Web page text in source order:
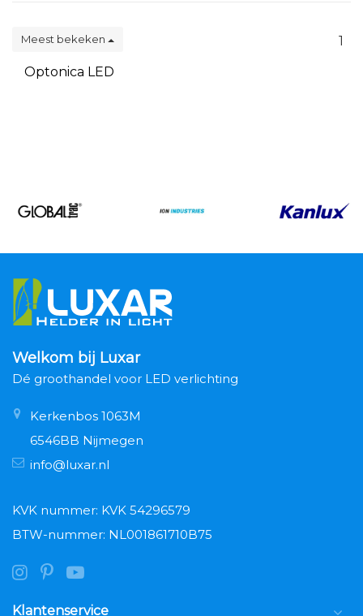
Meest bekeken
1
Optonica LED
Welkom bij Luxar
Dé groothandel voor LED verlichting
Kerkenbos 1063M
6546BB Nijmegen
info@luxar.nl
KVK nummer: KVK 54296579
BTW-nummer: NL001861710B75
Klantenservice